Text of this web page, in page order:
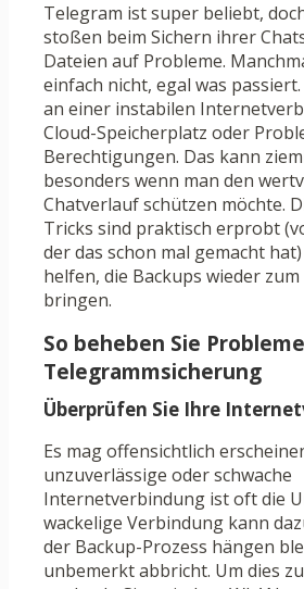
Telegram ist super beliebt,
stoßen beim Sichern ihrer
Dateien auf Probleme.
einfach nicht, egal was
an einer instabilen
Cloud-Speicherplatz oder
Berechtigungen. Das kann
besonders wenn man den
Chatverlauf schützen möchte.
Tricks sind praktisch erprobt
der das schon mal gemacht
helfen, die Backups wieder
bringen.
So beheben Sie
Telegrammsicherung
Überprüfen Sie Ihre
Es mag offensichtlich
unzuverlässige oder schwache
Internetverbindung ist oft die
wackelige Verbindung kann
der Backup-Prozess hängen
unbemerkt abbricht. Um dies